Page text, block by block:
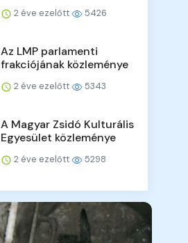
2 éve ezelőtt 5426
Az LMP parlamenti
frakciójának közleménye
2 éve ezelőtt 5343
A Magyar Zsidó Kulturális
Egyesület közleménye
2 éve ezelőtt 5298